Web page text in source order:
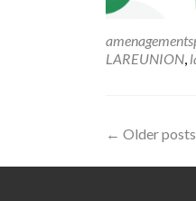
LAREUNION,
Posts
← Older posts